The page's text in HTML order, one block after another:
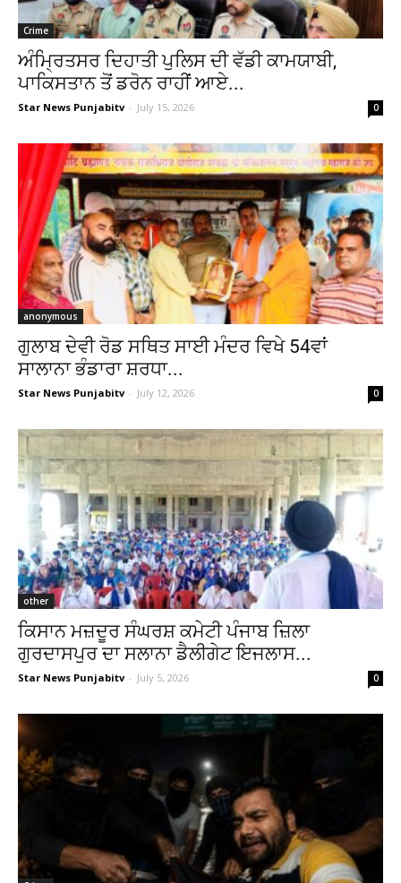
Crime
ਅੰਮ੍ਰਿਤਸਰ ਦਿਹਾਤੀ ਪੁਲਿਸ ਦੀ ਵੱਡੀ ਕਾਮਯਾਬੀ,
ਪਾਕਿਸਤਾਨ ਤੋਂ ਡਰੋਨ ਰਾਹੀਂ ਆਏ...
Star News Punjabitv - July 15, 2026 0
anonymous
ਗੁਲਾਬ ਦੇਵੀ ਰੋਡ ਸਥਿਤ ਸਾਈ ਮੰਦਰ ਵਿਖੇ 54ਵਾਂ
ਸਾਲਾਨਾ ਭੰਡਾਰਾ ਸ਼ਰਧਾ...
Star News Punjabitv - July 12, 2026 0
other
ਕਿਸਾਨ ਮਜ਼ਦੂਰ ਸੰਘਰਸ਼ ਕਮੇਟੀ ਪੰਜਾਬ ਜ਼ਿਲਾ
ਗੁਰਦਾਸਪੁਰ ਦਾ ਸਲਾਨਾ ਡੈਲੀਗੇਟ ਇਜਲਾਸ...
Star News Punjabitv - July 5, 2026 0